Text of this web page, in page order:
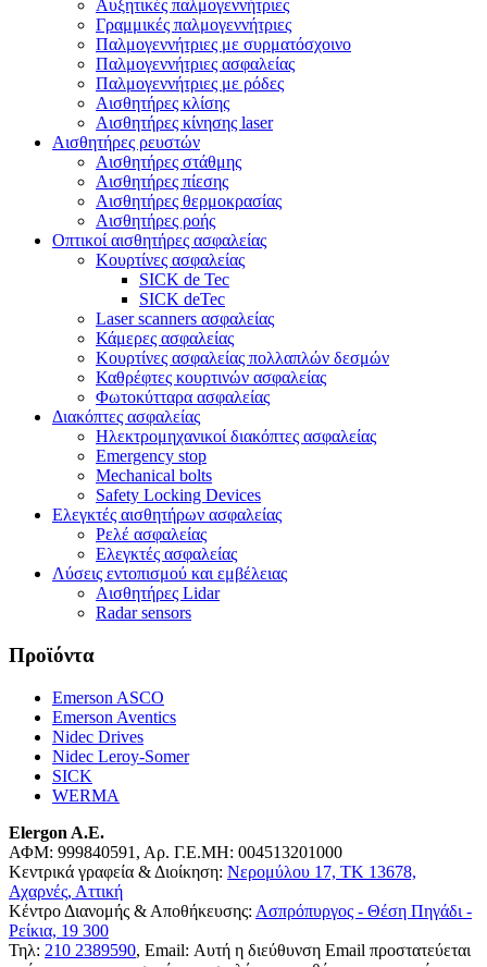
Αυξητικές παλμογεννήτριες
Γραμμικές παλμογεννήτριες
Παλμογεννήτριες με συρματόσχοινο
Παλμογεννήτριες ασφαλείας
Παλμογεννήτριες με ρόδες
Αισθητήρες κλίσης
Αισθητήρες κίνησης laser
Αισθητήρες ρευστών
Αισθητήρες στάθμης
Αισθητήρες πίεσης
Αισθητήρες θερμοκρασίας
Αισθητήρες ροής
Οπτικοί αισθητήρες ασφαλείας
Κουρτίνες ασφαλείας
SICK de Tec
SICK deTec
Laser scanners ασφαλείας
Κάμερες ασφαλείας
Κουρτίνες ασφαλείας πολλαπλών δεσμών
Καθρέφτες κουρτινών ασφαλείας
Φωτοκύτταρα ασφαλείας
Διακόπτες ασφαλείας
Ηλεκτρομηχανικοί διακόπτες ασφαλείας
Emergency stop
Mechanical bolts
Safety Locking Devices
Ελεγκτές αισθητήρων ασφαλείας
Ρελέ ασφαλείας
Ελεγκτές ασφαλείας
Λύσεις εντοπισμού και εμβέλειας
Αισθητήρες Lidar
Radar sensors
Προϊόντα
Emerson ASCO
Emerson Aventics
Nidec Drives
Nidec Leroy-Somer
SICK
WERMA
Elergon A.E.
ΑΦΜ: 999840591, Αρ. Γ.Ε.ΜΗ: 004513201000
Κεντρικά γραφεία & Διοίκηση: Νερομύλου 17, ΤΚ 13678,
Αχαρνές, Αττική
Κέντρο Διανομής & Αποθήκευσης: Ασπρόπυργος - Θέση Πηγάδι -
Ρείκια, 19 300
Τηλ: 210 2389590, Email: Αυτή η διεύθυνση Email προστατεύεται